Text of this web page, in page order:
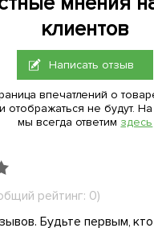
клиентов
Написать отзыв
впечатлений о
отображаться не будут.
мы всегда ответим здесь
рейтинг: 0)
Будьте первым,